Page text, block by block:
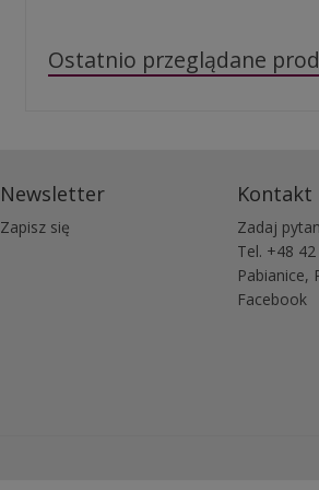
Ostatnio przeglądane
Newsletter
Zapisz się
Kontakt
Zadaj
Tel. +48
Pabianice,
Facebook